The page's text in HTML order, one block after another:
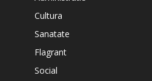
Cultura
Sanatate
Flagrant
Social